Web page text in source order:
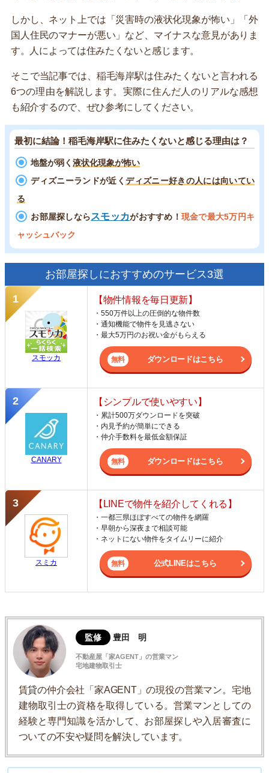
しかし、ネット上では「災害時の液状化現象が怖い」「外
国人住民のマナーが悪い」など、マイナスな意見がありま
す。人によっては住みたくないと感じます。
そこで当記事では、稲毛海岸駅は住みたくないと言われる
6つの理由を解説します。実際に住んだ人のリアルな感想
も紹介するので、ぜひ参考にしてください。
最初に結論！稲毛海岸駅に住みたくないと感じる理由は？
地盤が弱く 液状化現象が怖い
ディズニーランドが近くディズニー好きの人には向いてい
る
お部屋探しならスモッカがおすすめ！ 現金で最大5万円キ
ャッシュバック
お部屋探しにおすすめのサービス3選
スモッカ
【物件情報を毎日更新】
・550万件以上の圧倒的な物件数
・通知機能で物件を見逃さない
・最大5万円のお祝い金がもらえる
ダウンロードはこちら
CANARY
【シンプルで使いやすい】
・累計500万ダウンロードを突破
・内見予約が簡単にできる
・仲介手数料を最低金額保証
ダウンロードはこちら
スミカ
【LINEで物件を紹介してくれる】
・一都三県ほぼすべての物件を網羅
・早朝から深夜まで相談可能
・ネットにない物件をタイムリーに紹介
公式LINEはこちら
監修 豊田 明
不動産屋「家AGENT」の営業マン
宅地建物取引士
賃貸の仲介会社「家AGENT」の現役の営業マン。宅地
建物取引士の資格を取得している。営業マンとしての
経験と専門知識を活かして、お部屋探しや入居審査に
ついての不安や疑問を解決しています。